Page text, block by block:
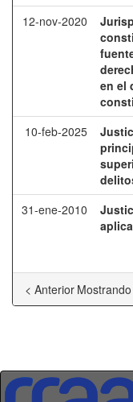
12-nov-2020
en el
10-feb-2025
31-ene-2010
< Anterior